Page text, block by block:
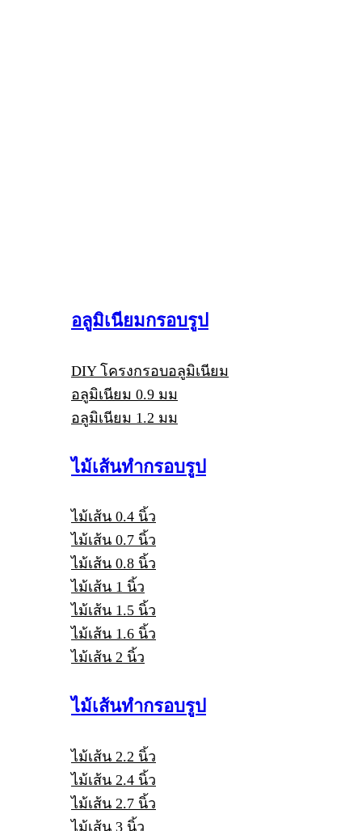
อลูมิเนียมกรอบรูป
DIY โครงกรอบอลูมิเนียม
อลูมิเนียม 0.9 มม
อลูมิเนียม 1.2 มม
ไม้เส้นทำกรอบรูป
ไม้เส้น 0.4 นิ้ว
ไม้เส้น 0.7 นิ้ว
ไม้เส้น 0.8 นิ้ว
ไม้เส้น 1 นิ้ว
ไม้เส้น 1.5 นิ้ว
ไม้เส้น 1.6 นิ้ว
ไม้เส้น 2 นิ้ว
ไม้เส้นทำกรอบรูป
ไม้เส้น 2.2 นิ้ว
ไม้เส้น 2.4 นิ้ว
ไม้เส้น 2.7 นิ้ว
ไม้เส้น 3 นิ้ว